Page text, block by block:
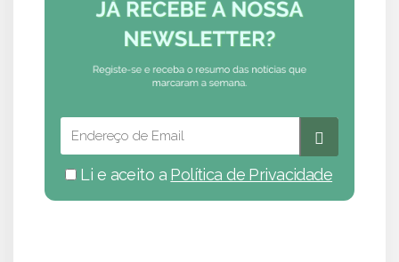
Li e aceito a Política de Privacidade